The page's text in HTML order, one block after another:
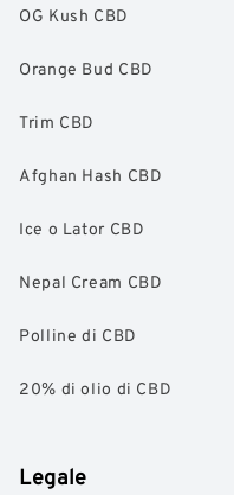
OG Kush CBD
Orange Bud CBD
Trim CBD
Afghan Hash CBD
Ice o Lator CBD
Nepal Cream CBD
Polline di CBD
20% di olio di CBD
Legale